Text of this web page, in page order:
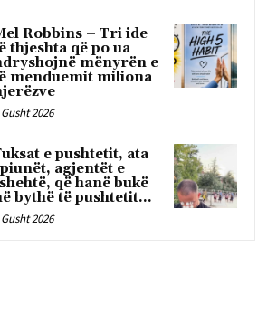
Robbins – Tri ide
thjeshta që po ua
mënyrën e
menduemit miliona
2026
e pushtetit, ata
agjentët e
që hanë bukë
bythë të pushtetit…
2026